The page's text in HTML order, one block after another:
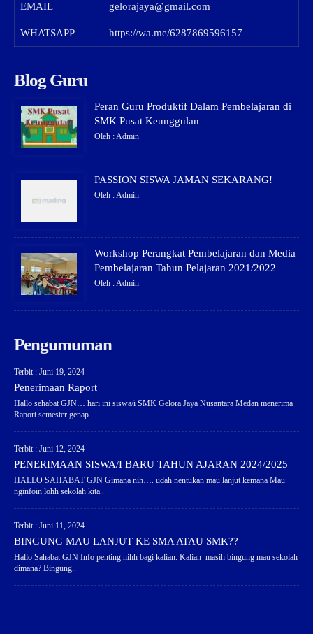
EMAIL gelorajaya@gmail.com
WHATSAPP https://wa.me/6287869596157
Blog Guru
Peran Guru Produktif Dalam Pembelajaran di
SMK Pusat Keunggulan
Oleh : Admin
PASSION SISWA JAMAN SEKARANG!
Oleh : Admin
Workshop Perangkat Pembelajaran dan Media
Pembelajaran Tahun Pelajaran 2021/2022
Oleh : Admin
Pengumuman
Terbit : Juni 19, 2024
Penerimaan Raport
Hallo sehabat GJN… hari ini siswa/i SMK Gelora Jaya Nusantara Medan menerima
Raport semester genap..
Terbit : Juni 12, 2024
PENERIMAAN SISWA/I BARU TAHUN AJARAN 2024/2025
HALLO SAHABAT GJN Gimana nih…. udah nentukan mau lanjut kemana Mau
nginfoin lohh sekolah kita..
Terbit : Juni 11, 2024
BINGUNG MAU LANJUT KE SMA ATAU SMK??
Hallo Sahabat GJN Info penting nihh bagi kalian. Kalian masih bingung mau sekolah
dimana? Bingung..